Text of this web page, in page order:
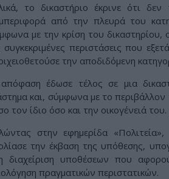
το δικαστήριο έκρινε ότι
από την πλευρά του
με την κρίση του
συγκεκριμένες περιστάσεις που
την αποδιδόμενη
έδωσε τέλος σε μια
και, σύμφωνα με το περιβάλλον
τον ίδιο όσο και την οικογένειά του.
στην εφημερίδα
την έκβαση της υπόθεσης,
διαχείριση υποθέσεων που
πραγματικών περιστατικών.